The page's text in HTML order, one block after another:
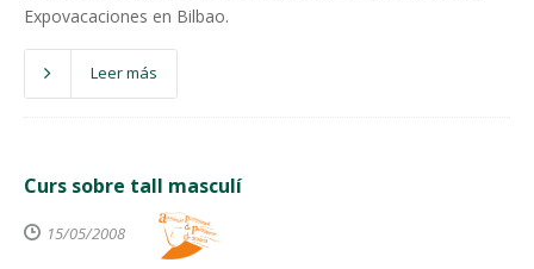
Expovacaciones en Bilbao.
Leer más
Curs sobre tall masculí
15/05/2008